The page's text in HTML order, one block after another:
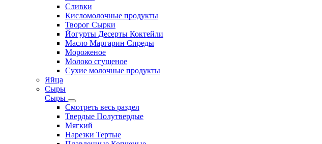
Сливки
Кисломолочные продукты
Творог Сырки
Йогурты Десерты Коктейли
Масло Маргарин Спреды
Мороженое
Молоко сгущеное
Сухие молочные продукты
Яйца
Сыры
Сыры
Смотреть весь раздел
Твердые Полутвердые
Мягкий
Нарезки Тертые